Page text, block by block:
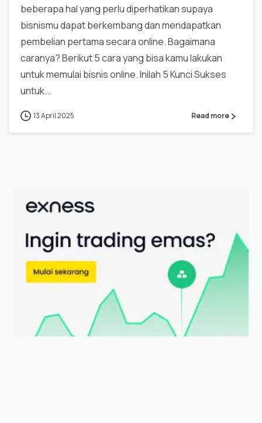
beberapa hal yang perlu diperhatikan supaya
bisnismu dapat berkembang dan mendapatkan
pembelian pertama secara online. Bagaimana
caranya? Berikut 5 cara yang bisa kamu lakukan
untuk memulai bisnis online. Inilah 5 Kunci Sukses
untuk...
13 April 2025 Read more